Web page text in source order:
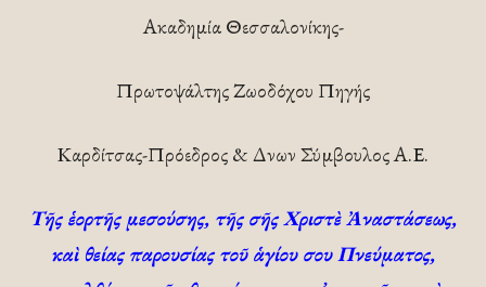
Ακαδημία Θεσσαλονίκης-
Πρωτοψάλτης Ζωοδόχου Πηγής
Καρδίτσας-Πρόεδρος & Δνων Σύμβουλος Α.Ε.
Τῆς ἑορτῆς μεσούσης, τῆς σῆς Χριστὲ Ἀναστάσεως,
καὶ θείας παρουσίας τοῦ ἁγίου σου Πνεύματος,